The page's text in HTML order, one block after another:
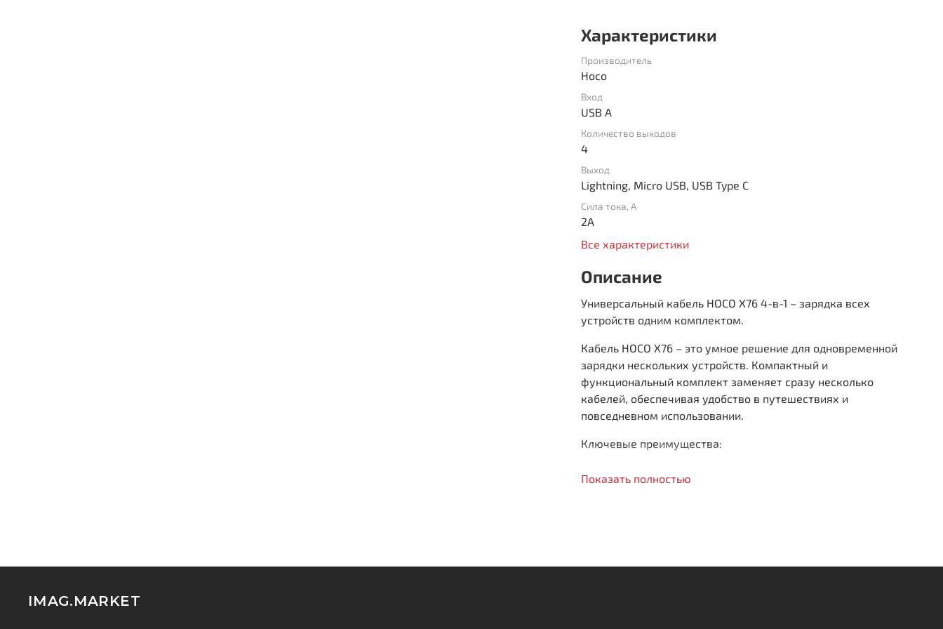
Характеристики
Производитель
Hoco
Вход
USB A
Количество выходов
4
Выход
Lightning, Micro USB, USB Type C
Сила тока, А
2A
Все характеристики
Описание
Универсальный кабель HOCO X76 4-в-1 – зарядка всех
устройств одним комплектом.
Кабель HOCO X76 – это умное решение для одновременной
зарядки нескольких устройств. Компактный и
функциональный комплект заменяет сразу несколько
кабелей, обеспечивая удобство в путешествиях и
повседневном использовании.
Ключевые преимущества:
Показать полностью
IMAG.MARKET